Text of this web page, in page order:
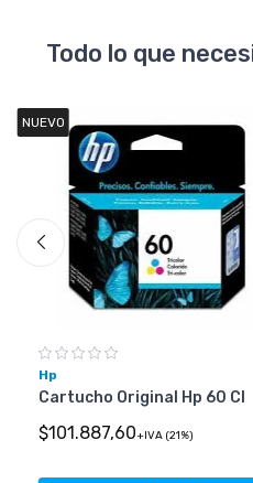
Todo lo que
NUEVO
Hp
Cartucho Original Hp 60 Cl
$101.887,60+IVA (21%)